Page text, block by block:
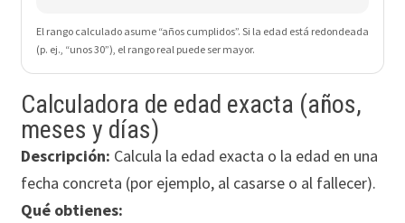
El rango calculado asume “años cumplidos”. Si la edad está redondeada
(p. ej., “unos 30”), el rango real puede ser mayor.
Calculadora de edad exacta (años,
meses y días)
Descripción: Calcula la edad exacta o la edad en una
fecha concreta (por ejemplo, al casarse o al fallecer).
Qué obtienes: